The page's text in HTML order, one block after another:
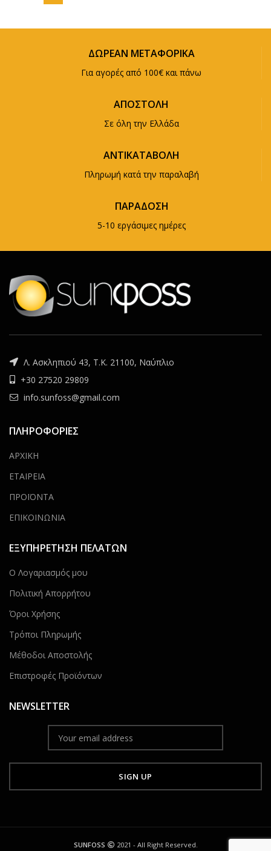
ΔΩΡΕΑΝ ΜΕΤΑΦΟΡΙΚΑ
Για αγορές από 100€ και πάνω
ΑΠΟΣΤΟΛΗ
Σε όλη την Ελλάδα
ΑΝΤΙΚΑΤΑΒΟΛΗ
Πληρωμή κατά την παραλαβή
ΠΑΡΑΔΟΣΗ
5-10 εργάσιμες ημέρες
Λ. Ασκληπιού 43, Τ.Κ. 21100, Ναύπλιο
+30 27520 29809
info.sunfoss@gmail.com
ΠΛΗΡΟΦΟΡΙΕΣ
ΑΡΧΙΚΗ
ΕΤΑΙΡΕΙΑ
ΠΡΟΪΟΝΤΑ
ΕΠΙΚΟΙΝΩΝΙΑ
ΕΞΥΠΗΡΕΤΗΣΗ ΠΕΛΑΤΩΝ
Ο Λογαριασμός μου
Πολιτική Απορρήτου
Όροι Χρήσης
Τρόποι Πληρωμής
Μέθοδοι Αποστολής
Επιστροφές Προϊόντων
NEWSLETTER
SUNFOSS 2021 - All Right Reserved.